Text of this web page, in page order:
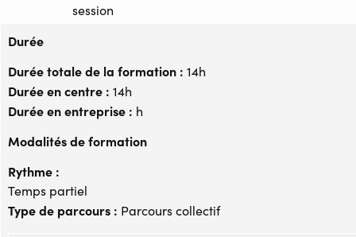
session
Durée
Durée totale de la formation : 14h
Durée en centre : 14h
Durée en entreprise : h
Modalités de formation
Rythme :
Temps partiel
Type de parcours : Parcours collectif